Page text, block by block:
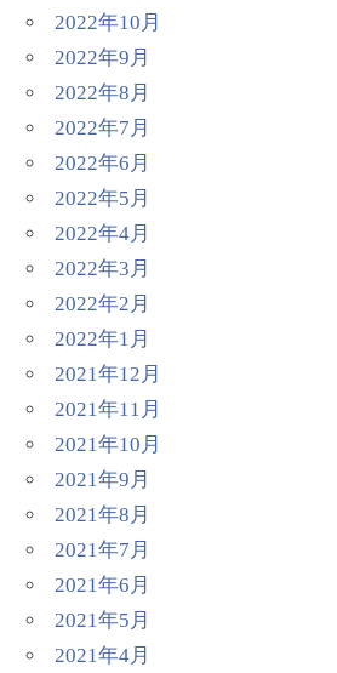
2022年10月
2022年9月
2022年8月
2022年7月
2022年6月
2022年5月
2022年4月
2022年3月
2022年2月
2022年1月
2021年12月
2021年11月
2021年10月
2021年9月
2021年8月
2021年7月
2021年6月
2021年5月
2021年4月